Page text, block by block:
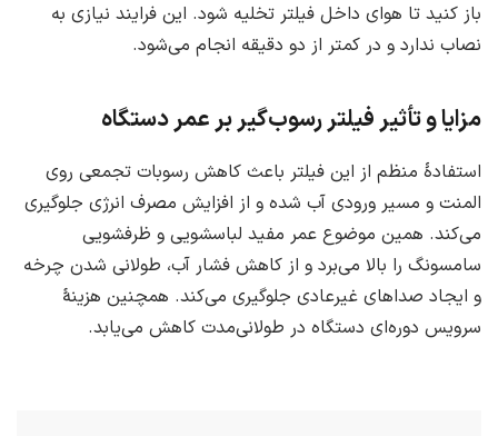
باز کنید تا هوای داخل فیلتر تخلیه شود. این فرایند نیازی به
نصاب ندارد و در کمتر از دو دقیقه انجام می‌شود.
مزایا و تأثیر فیلتر رسوب‌گیر بر عمر دستگاه
استفادهٔ منظم از این فیلتر باعث کاهش رسوبات تجمعی روی
المنت و مسیر ورودی آب شده و از افزایش مصرف انرژی جلوگیری
می‌کند. همین موضوع عمر مفید لباسشویی و ظرفشویی
سامسونگ را بالا می‌برد و از کاهش فشار آب، طولانی شدن چرخه
و ایجاد صداهای غیرعادی جلوگیری می‌کند. همچنین هزینهٔ
سرویس دوره‌ای دستگاه در طولانی‌مدت کاهش می‌یابد.